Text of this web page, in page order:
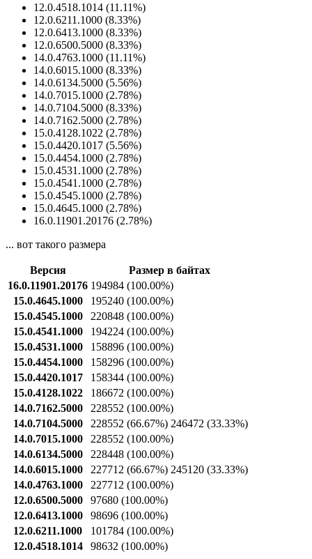
12.0.4518.1014 (11.11%)
12.0.6211.1000 (8.33%)
12.0.6413.1000 (8.33%)
12.0.6500.5000 (8.33%)
14.0.4763.1000 (11.11%)
14.0.6015.1000 (8.33%)
14.0.6134.5000 (5.56%)
14.0.7015.1000 (2.78%)
14.0.7104.5000 (8.33%)
14.0.7162.5000 (2.78%)
15.0.4128.1022 (2.78%)
15.0.4420.1017 (5.56%)
15.0.4454.1000 (2.78%)
15.0.4531.1000 (2.78%)
15.0.4541.1000 (2.78%)
15.0.4545.1000 (2.78%)
15.0.4645.1000 (2.78%)
16.0.11901.20176 (2.78%)
... вот такого размера
Версия
Размер в байтах
16.0.11901.20176 194984 (100.00%)
15.0.4645.1000
195240 (100.00%)
15.0.4545.1000
220848 (100.00%)
15.0.4541.1000
194224 (100.00%)
15.0.4531.1000
158896 (100.00%)
15.0.4454.1000
158296 (100.00%)
15.0.4420.1017
158344 (100.00%)
15.0.4128.1022
186672 (100.00%)
14.0.7162.5000
228552 (100.00%)
14.0.7104.5000
228552 (66.67%) 246472 (33.33%)
14.0.7015.1000
228552 (100.00%)
14.0.6134.5000
228448 (100.00%)
14.0.6015.1000
227712 (66.67%) 245120 (33.33%)
14.0.4763.1000
227712 (100.00%)
12.0.6500.5000
97680 (100.00%)
12.0.6413.1000
98696 (100.00%)
12.0.6211.1000
101784 (100.00%)
12.0.4518.1014
98632 (100.00%)